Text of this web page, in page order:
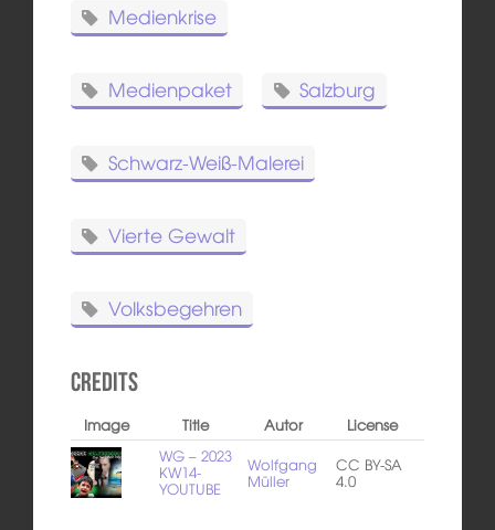
Medienkrise
Medienpaket Salzburg
Schwarz-Weiß-Malerei
Vierte Gewalt
Volksbegehren
Credits
Image Title Autor
License
WG – 2023
KW14-
YOUTUBE
Wolfgang
Müller
CC BY-SA
4.0